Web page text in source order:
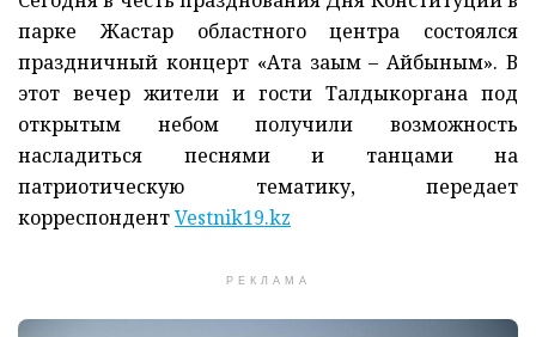
парке Жастар областного центра состоялся
праздничный концерт «Ата заңым – Айбыным». В
этот вечер жители и гости Талдыкоргана под
открытым небом получили возможность
насладиться песнями и танцами на
патриотическую тематику, передает
корреспондентVestnik19.kz
РЕКЛАМА